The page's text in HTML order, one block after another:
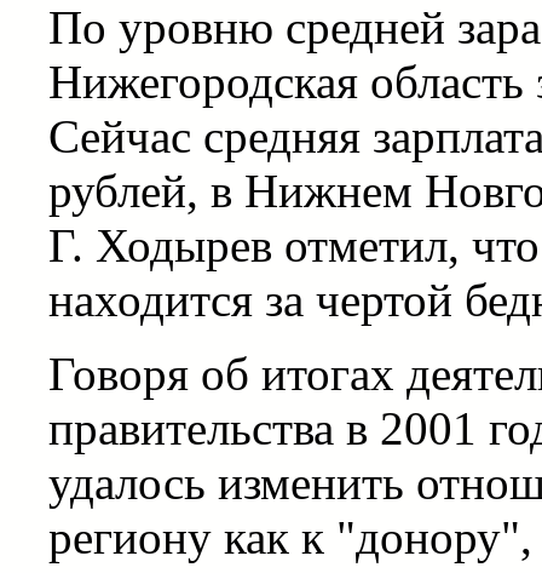
По уровню средней
Нижегородская
Сейчас средняя
рублей, в Нижнем
Г. Ходырев отметил,
находится за чертой
Говоря об итогах
правительства в 2001
удалось изменить
региону как к "донору",